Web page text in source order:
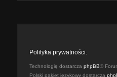
Polityka prywatności.
Technologię dostarcza phpBB®
Polski pakiet językowy dostarcza